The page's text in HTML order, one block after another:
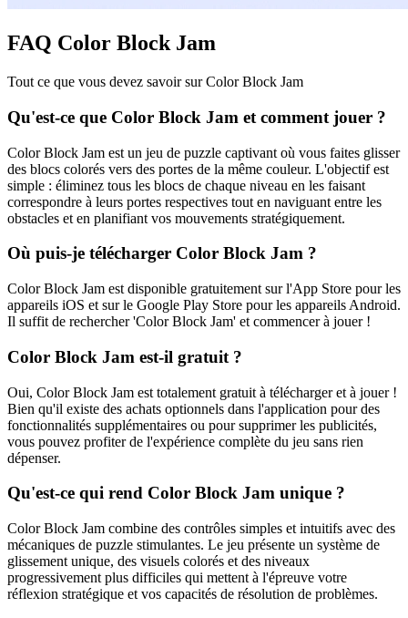
FAQ Color Block Jam
Tout ce que vous devez savoir sur Color Block Jam
Qu'est-ce que Color Block Jam et comment jouer ?
Color Block Jam est un jeu de puzzle captivant où vous faites glisser
des blocs colorés vers des portes de la même couleur. L'objectif est
simple : éliminez tous les blocs de chaque niveau en les faisant
correspondre à leurs portes respectives tout en naviguant entre les
obstacles et en planifiant vos mouvements stratégiquement.
Où puis-je télécharger Color Block Jam ?
Color Block Jam est disponible gratuitement sur l'App Store pour les
appareils iOS et sur le Google Play Store pour les appareils Android.
Il suffit de rechercher 'Color Block Jam' et commencer à jouer !
Color Block Jam est-il gratuit ?
Oui, Color Block Jam est totalement gratuit à télécharger et à jouer !
Bien qu'il existe des achats optionnels dans l'application pour des
fonctionnalités supplémentaires ou pour supprimer les publicités,
vous pouvez profiter de l'expérience complète du jeu sans rien
dépenser.
Qu'est-ce qui rend Color Block Jam unique ?
Color Block Jam combine des contrôles simples et intuitifs avec des
mécaniques de puzzle stimulantes. Le jeu présente un système de
glissement unique, des visuels colorés et des niveaux
progressivement plus difficiles qui mettent à l'épreuve votre
réflexion stratégique et vos capacités de résolution de problèmes.